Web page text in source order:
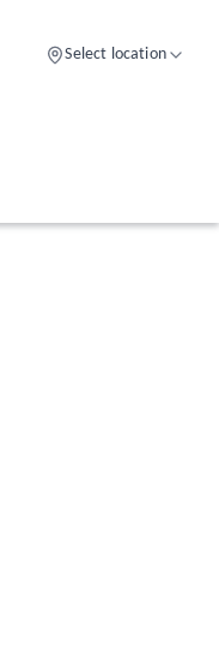
Select location